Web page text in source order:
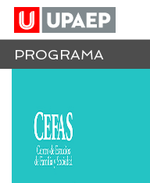
PROGRAMA